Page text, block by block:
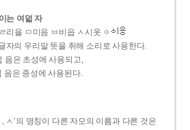
는 여덟 자
리을 ㅁ미음 ㅂ비읍 ㅅ시옷 ㆁ
자의 우리말 뜻을 취해 소리로 사용한다.
음은 초성에 사용되고,
음은 종성에 사용된다.
ㅅ’의 명칭이 다른 자모의 이름과 다른 것은